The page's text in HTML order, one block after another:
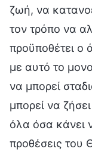
ζωή, να
τον τρόπο να
προϋποθέτει ο
με αυτό το
να μπορεί
μπορεί να
όλα όσα κάνει
προθέσεις του